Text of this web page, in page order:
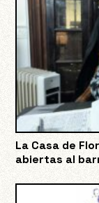
La Casa de
abiertas al